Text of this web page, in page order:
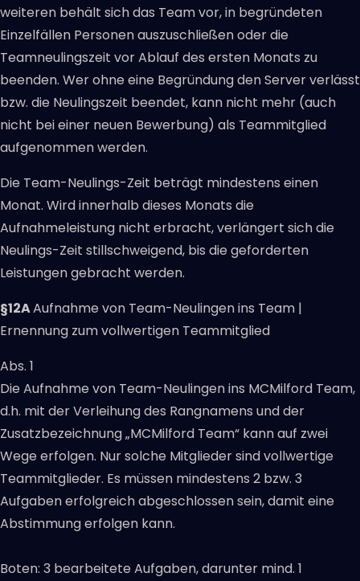
weiteren behält sich das Team vor, in begründeten
Einzelfällen Personen auszuschließen oder die
Teamneulingszeit vor Ablauf des ersten Monats zu
beenden. Wer ohne eine Begründung den Server verlässt
bzw. die Neulingszeit beendet, kann nicht mehr (auch
nicht bei einer neuen Bewerbung) als Teammitglied
aufgenommen werden.
Die Team-Neulings-Zeit beträgt mindestens einen
Monat. Wird innerhalb dieses Monats die
Aufnahmeleistung nicht erbracht, verlängert sich die
Neulings-Zeit stillschweigend, bis die geforderten
Leistungen gebracht werden.
§12AAufnahme von Team-Neulingen ins Team |
Ernennung zum vollwertigen Teammitglied
Abs. 1
Die Aufnahme von Team-Neulingen ins MCMilford Team,
d.h. mit der Verleihung des Rangnamens und der
Zusatzbezeichnung „MCMilford Team“ kann auf zwei
Wege erfolgen. Nur solche Mitglieder sind vollwertige
Teammitglieder. Es müssen mindestens 2 bzw. 3
Aufgaben erfolgreich abgeschlossen sein, damit eine
Abstimmung erfolgen kann.
Boten: 3 bearbeitete Aufgaben, darunter mind. 1